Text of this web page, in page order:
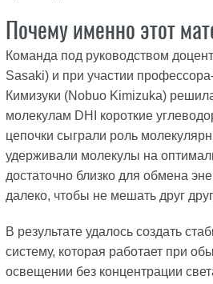
Почему именно этот
Команда под руководством
Sasaki) и при участии
Кимизуки (Nobuo Kimizuka)
молекулам DHI короткие
цепочки сыграли роль
удерживали молекулы на
достаточно близко для обмена
далеко, чтобы не мешать друг
В результате удалось создать
систему, которая работает при
освещении без концентрации